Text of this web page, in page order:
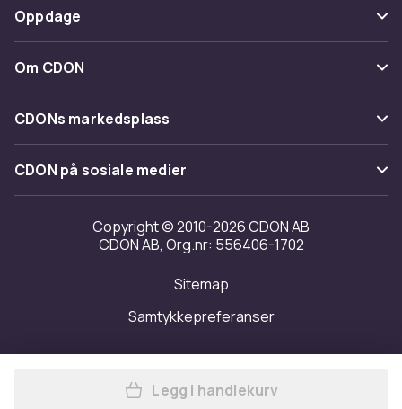
Angre & returner her
Kontakt oss
Betaling
Levering
Tilbakekallinger
Oppdage
Kategorier
Varemerker
Om CDON
Om oss
Kundeanmeldelser
Jobbe på CDON
Investor relations
Tilgjengelighet
CDONs markedsplass
Merchant Help Center
CDON på sosiale medier
Copyright © 2010-2026 CDON AB
CDON AB, Org.nr: 556406-1702
Sitemap
Samtykkepreferanser
Legg Rosle kjele med lokk
Legg i handlekurv